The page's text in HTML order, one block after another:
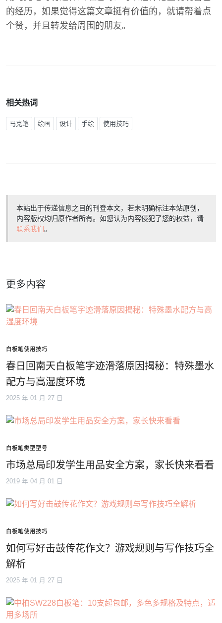
的经历，如果觉得这篇文章挺有价值的，就请帮着点
个赞，并且转发给周围的朋友。
相关热词
马克笔 绘画 设计 手绘 使用技巧
本站出于传递信息之目的刊登本文，若未明确标注本站原创，
内容版权均归原作者所有。如您认为内容侵犯了您的权益，请
联系我们。
更多内容
白板笔使用技巧
春日回南天白板笔字迹滑落原因揭秘：特殊墨水
配方与高湿度环境
2025 年 01 月 27 日
白板笔类型型号
市场总局印发学生用品安全方案，家长快来看看
2019 年 04 月 01 日
白板笔使用技巧
如何写好击鼓传花作文？游戏规则与写作技巧全
解析
2025 年 01 月 27 日